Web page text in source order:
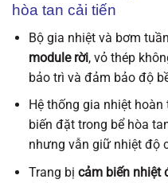
hòa tan cải tiến
Bộ gia nhiệt và bơm
module rời, vỏ thép
bảo trì và đảm bảo độ
Hệ thống gia nhiệt hoàn
biến đặt trong bể hòa
nhưng vẫn giữ nhiệt độ
Trang bị cảm biến nhiệt